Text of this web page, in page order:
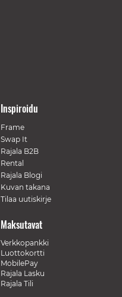
Inspiroidu
Frame
Swap It
Rajala B2B
Rental
Rajala Blogi
Kuvan takana
Tilaa uutiskirje
Maksutavat
Verkkopankki
Luottokortti
MobilePay
Rajala Lasku
Rajala Tili